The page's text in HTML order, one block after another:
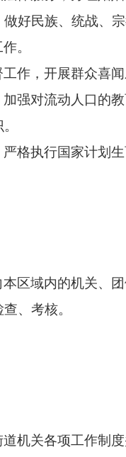
好民族、统战、宗
。
作，开展群众喜闻
强对流动人口的
格执行国家计划
区域内的机关、
、考核。
机关各项工作制